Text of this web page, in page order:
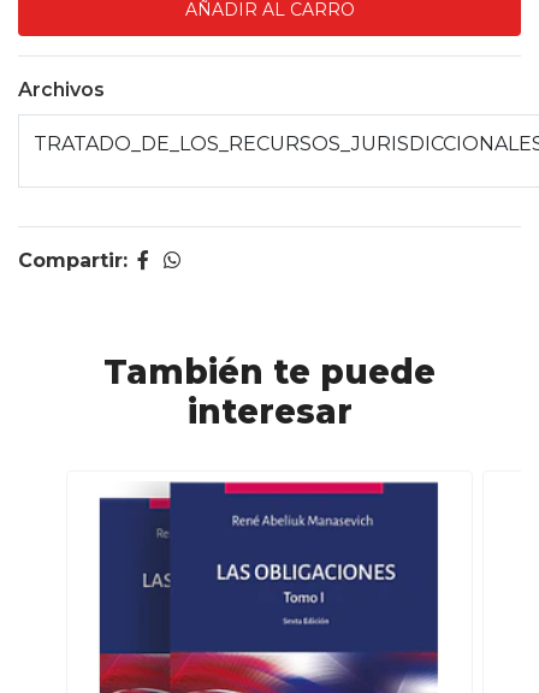
Archivos
Compartir:
También te puede
interesar